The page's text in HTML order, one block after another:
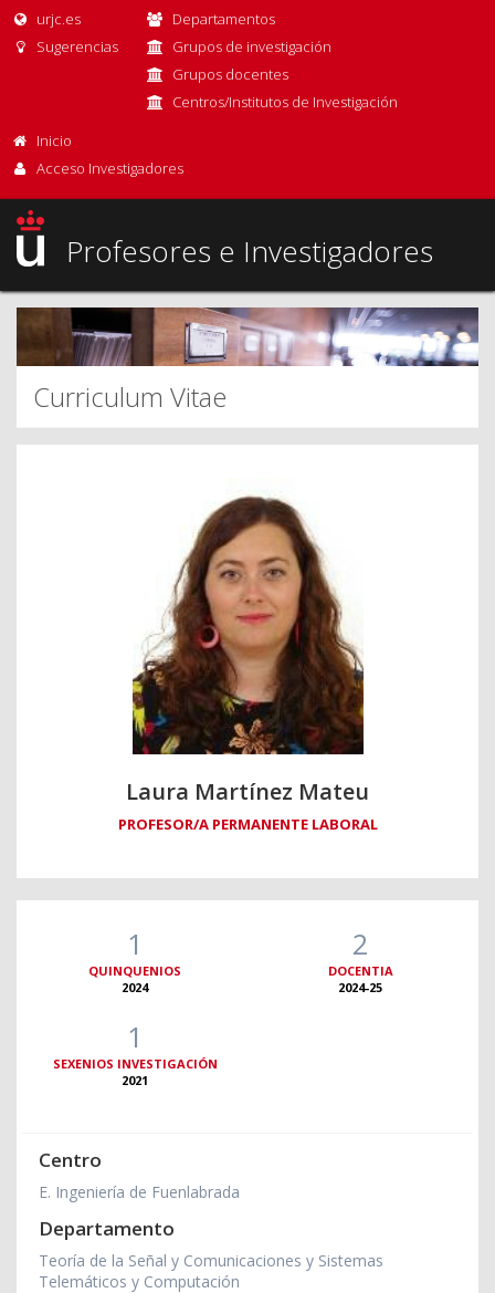
urjc.es
Sugerencias
Departamentos
Grupos de investigación
Grupos docentes
Centros/Institutos de Investigación
Inicio
Acceso Investigadores
Profesores e Investigadores
Curriculum Vitae
Laura Martínez Mateu
PROFESOR/A PERMANENTE LABORAL
1
QUINQUENIOS
2024
2
DOCENTIA
2024-25
1
SEXENIOS INVESTIGACIÓN
2021
Centro
E. Ingeniería de Fuenlabrada
Departamento
Teoría de la Señal y Comunicaciones y Sistemas
Telemáticos y Computación